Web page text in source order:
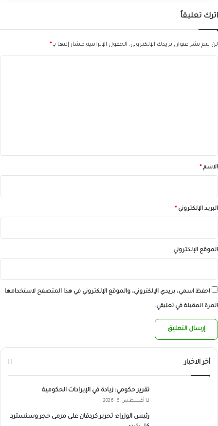
اترك تعليقاً
لن يتم نشر عنوان بريدك الإلكتروني. الحقول الإلزامية مشار إليها بـ*
*الاسم*
البريد الإلكتروني*
الموقع الإلكتروني
احفظ اسمي، بريدي الإلكتروني، والموقع الإلكتروني في هذا المتصفح لاستخدامها
المرة المقبلة في تعليقي.
أخر الاخبار
تقرير حكومي: زيادة في الإيرادات الحكومية
أغسطس 6, 2026
رئيس الوزراء: تحرير كردفان على مرمى حجر وسنسترد